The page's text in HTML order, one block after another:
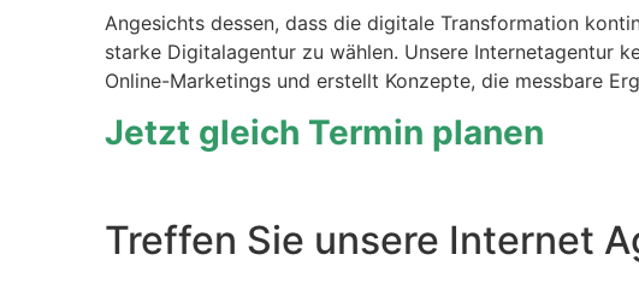
Angesichts dessen, dass die digitale Transformation
starke Digitalagentur zu wählen. Unsere Internetagentur
Online-Marketings und erstellt Konzepte, die messbare
Jetzt gleich Termin planen
Treffen Sie unsere Internet